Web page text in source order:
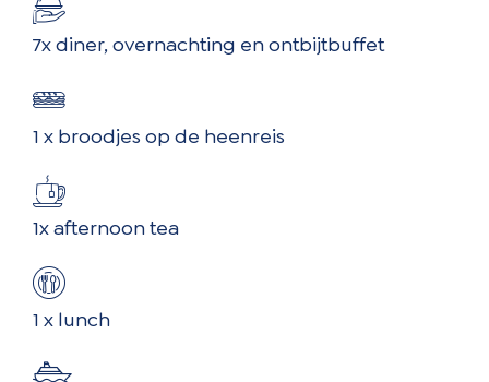
7x diner, overnachting en ontbijtbuffet
1 x broodjes op de heenreis
1x afternoon tea
1 x lunch